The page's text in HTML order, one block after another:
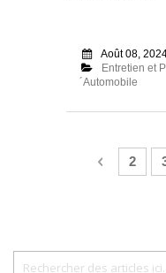
Août 08,
Entretien et
´Automobile
Page
Précédent
Page
2